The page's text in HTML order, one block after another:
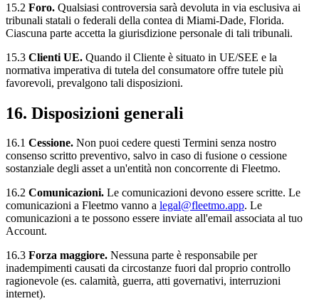
15.2 Foro. Qualsiasi controversia sarà devoluta in via esclusiva ai
tribunali statali o federali della contea di Miami-Dade, Florida.
Ciascuna parte accetta la giurisdizione personale di tali tribunali.
15.3 Clienti UE. Quando il Cliente è situato in UE/SEE e la
normativa imperativa di tutela del consumatore offre tutele più
favorevoli, prevalgono tali disposizioni.
16. Disposizioni generali
16.1 Cessione. Non puoi cedere questi Termini senza nostro
consenso scritto preventivo, salvo in caso di fusione o cessione
sostanziale degli asset a un'entità non concorrente di Fleetmo.
16.2 Comunicazioni. Le comunicazioni devono essere scritte. Le
comunicazioni a Fleetmo vanno a legal@fleetmo.app. Le
comunicazioni a te possono essere inviate all'email associata al tuo
Account.
16.3 Forza maggiore. Nessuna parte è responsabile per
inadempimenti causati da circostanze fuori dal proprio controllo
ragionevole (es. calamità, guerra, atti governativi, interruzioni
internet).